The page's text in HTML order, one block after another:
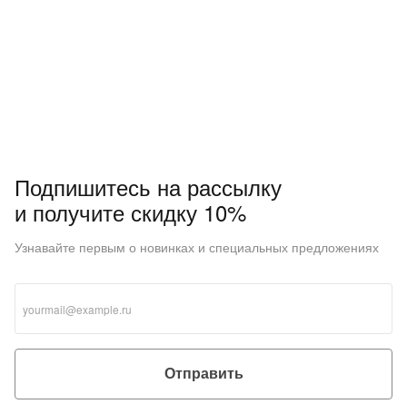
Подпишитесь на рассылку
и получите скидку 10%
Узнавайте первым о новинках и специальных предложениях
Отправить